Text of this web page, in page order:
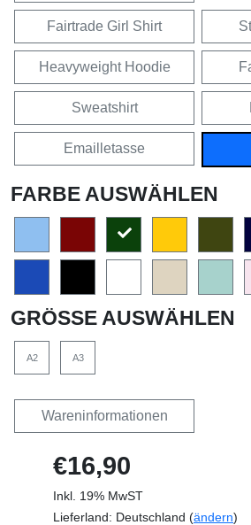
Fairtrade Girl Shirt
Heavyweight Hoodie
Sweatshirt
Emailletasse
FARBE AUSWÄHLEN
GRÖSSE AUSWÄHLEN
A2 A3
Wareninformationen
€16,90
Inkl. 19% MwST
Lieferland: Deutschland (ändern)